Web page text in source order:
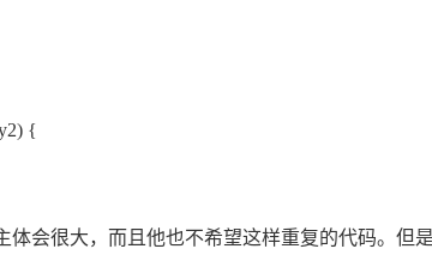
{
体会很大，而且他也不希望这样重复的代码。但